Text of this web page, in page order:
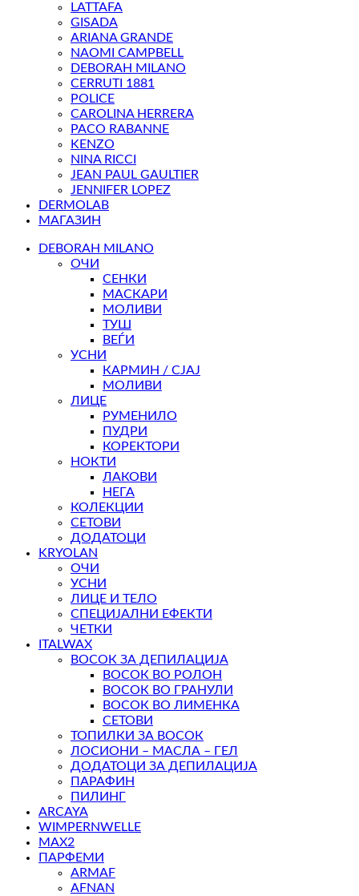
LATTAFA
GISADA
ARIANA GRANDE
NAOMI CAMPBELL
DEBORAH MILANO
CERRUTI 1881
POLICE
CAROLINA HERRERA
PACO RABANNE
KENZO
NINA RICCI
JEAN PAUL GAULTIER
JENNIFER LOPEZ
DERMOLAB
МАГАЗИН
DEBORAH MILANO
ОЧИ
СЕНКИ
МАСКАРИ
МОЛИВИ
ТУШ
ВЕЃИ
УСНИ
КАРМИН / СЈАЈ
МОЛИВИ
ЛИЦЕ
РУМЕНИЛО
ПУДРИ
КОРЕКТОРИ
НОКТИ
ЛАКОВИ
НЕГА
КОЛЕКЦИИ
СЕТОВИ
ДОДАТОЦИ
KRYOLAN
ОЧИ
УСНИ
ЛИЦЕ И ТЕЛО
СПЕЦИЈАЛНИ ЕФЕКТИ
ЧЕТКИ
ITALWAX
ВОСОК ЗА ДЕПИЛАЦИЈА
ВОСОК ВО РОЛОН
ВОСОК ВО ГРАНУЛИ
ВОСОК ВО ЛИМЕНКА
СЕТОВИ
ТОПИЛКИ ЗА ВОСОК
ЛОСИОНИ – МАСЛА – ГЕЛ
ДОДАТОЦИ ЗА ДЕПИЛАЦИЈА
ПАРАФИН
ПИЛИНГ
ARCAYA
WIMPERNWELLE
MAX2
ПАРФЕМИ
ARMAF
AFNAN